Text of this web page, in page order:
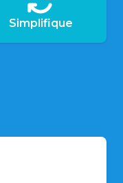
Simplifique